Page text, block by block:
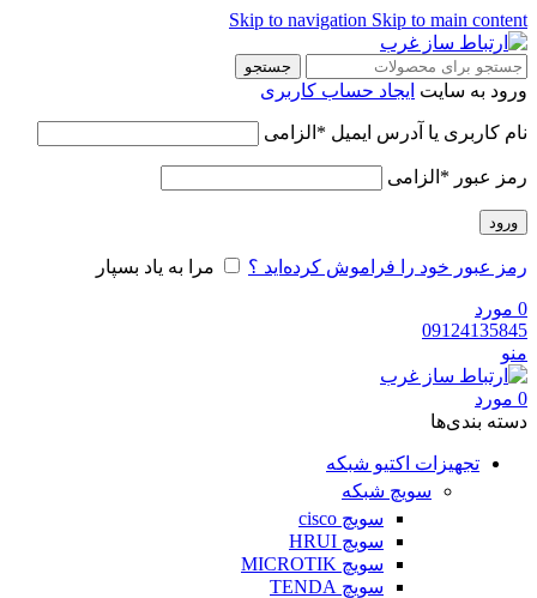
Skip to navigation Skip to main content
جستجو
ورود به سایت ایجاد حساب کاربری
نام کاربری یا آدرس ایمیل * الزامی
رمز عبور * الزامی
ورود
رمز عبور خود را فراموش کرده‌اید ؟ مرا به یاد بسپار
0 مورد
09124135845
منو
0 مورد
دسته‌ بندی‌ها
تجهیزات اکتیو شبکه
سویچ شبکه
سویچ cisco
سویچ HRUI
سویچ MICROTIK
سویچ TENDA